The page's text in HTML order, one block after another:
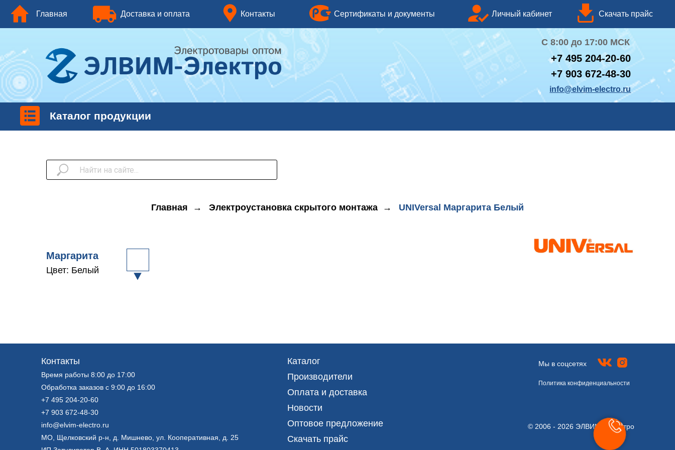
Доставка и оплата Контакты Сертификаты и документы Личный кабинет Скачать прайс
С 8:00 до 17:00 МСК
+ 7 495 204-20-60
+7 903 672-48-30
info@elvim-electro.ru
Каталог продукции
Главная
Главная → Электроустановка скрытого монтажа → UNIVersal Маргарита Белый
Маргарита
Цвет: Белый
Контакты Каталог
Время работы 8:00 до 17:00
Обработка заказов с 9:00 до 16:00
+7 495 204-20-60
+7 903 672-48-30
info@elvim-electro.ru
МО, Щелковский р-н, д. Мишнево, ул. Кооперативная, д. 25
Политика конфиденциальности
© 2006 - 2026 ЭЛВИМ - Электро
Мы в соцсетях
Оптовое предложение
Скачать прайс
Оплата и доставка
Новости
Производители